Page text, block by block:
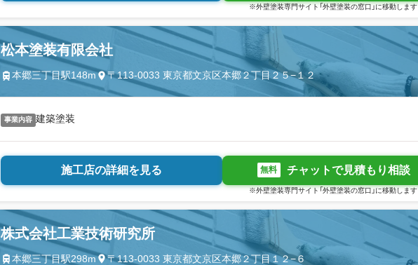
※外壁塗装専門サイト「外壁塗装の窓口」に移動します
松本塗装有限会社
本郷三丁目駅148m 〒113-0033 東京都文京区本郷２丁目２５−１２
事業内容 建築塗装
施工店の詳細を見る 無料 チャットで見積もり相談
※外壁塗装専門サイト「外壁塗装の窓口」に移動します
株式会社工業技術研究所
本郷三丁目駅298m 〒113-0033 東京都文京区本郷２丁目１２−６